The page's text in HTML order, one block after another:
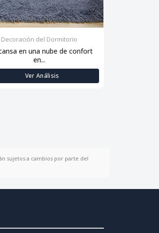
Decoración del Dormitorio
en una nube de confort
en...
Ver Análisis
sujetos a cambios por parte del